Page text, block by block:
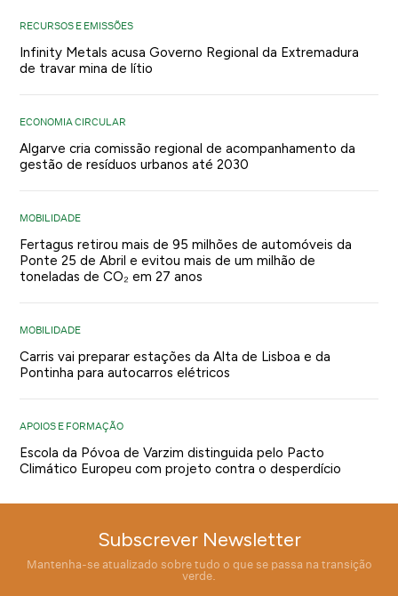
RECURSOS E EMISSÕES
Infinity Metals acusa Governo Regional da Extremadura
de travar mina de lítio
ECONOMIA CIRCULAR
Algarve cria comissão regional de acompanhamento da
gestão de resíduos urbanos até 2030
MOBILIDADE
Fertagus retirou mais de 95 milhões de automóveis da
Ponte 25 de Abril e evitou mais de um milhão de
toneladas de CO₂ em 27 anos
MOBILIDADE
Carris vai preparar estações da Alta de Lisboa e da
Pontinha para autocarros elétricos
APOIOS E FORMAÇÃO
Escola da Póvoa de Varzim distinguida pelo Pacto
Climático Europeu com projeto contra o desperdício
Subscrever Newsletter
Mantenha-se atualizado sobre tudo o que se passa na transição
verde.